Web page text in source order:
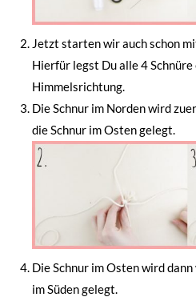
Jetzt starten wir auch schon
Hierfür legst Du alle 4
Himmelsrichtung.
Die Schnur im Norden wird
die Schnur im Osten gelegt.
Die Schnur im Osten wird
im Süden gelegt.